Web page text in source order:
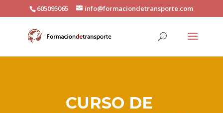
605095065 info@formaciondetransporte.com
CURSO DE